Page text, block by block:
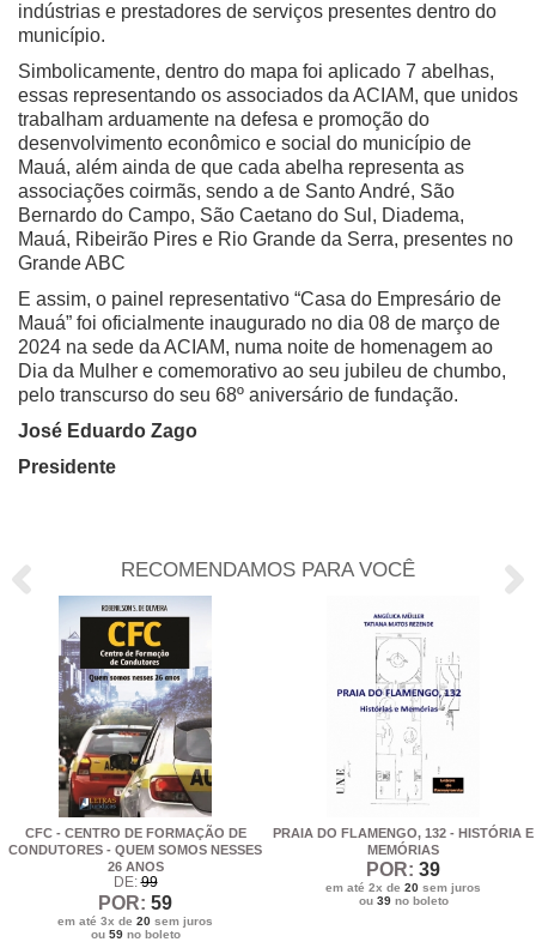
indústrias e prestadores de serviços presentes dentro do
município.
Simbolicamente, dentro do mapa foi aplicado 7 abelhas,
essas representando os associados da ACIAM, que unidos
trabalham arduamente na defesa e promoção do
desenvolvimento econômico e social do município de
Mauá, além ainda de que cada abelha representa as
associações coirmãs, sendo a de Santo André, São
Bernardo do Campo, São Caetano do Sul, Diadema,
Mauá, Ribeirão Pires e Rio Grande da Serra, presentes no
Grande ABC
E assim, o painel representativo “Casa do Empresário de
Mauá” foi oficialmente inaugurado no dia 08 de março de
2024 na sede da ACIAM, numa noite de homenagem ao
Dia da Mulher e comemorativo ao seu jubileu de chumbo,
pelo transcurso do seu 68º aniversário de fundação.
José Eduardo Zago
Presidente
RECOMENDAMOS PARA VOCÊ
CFC - CENTRO DE FORMAÇÃO DE
CONDUTORES - QUEM SOMOS NESSES
26 ANOS
DE: 99
POR: 59
em até 3x de 20 sem juros
ou 59no boleto
PRAIA DO FLAMENGO, 132 - HISTÓRIA E
MEMÓRIAS
POR: 39
em até 2x de 20 sem juros
ou 39no boleto